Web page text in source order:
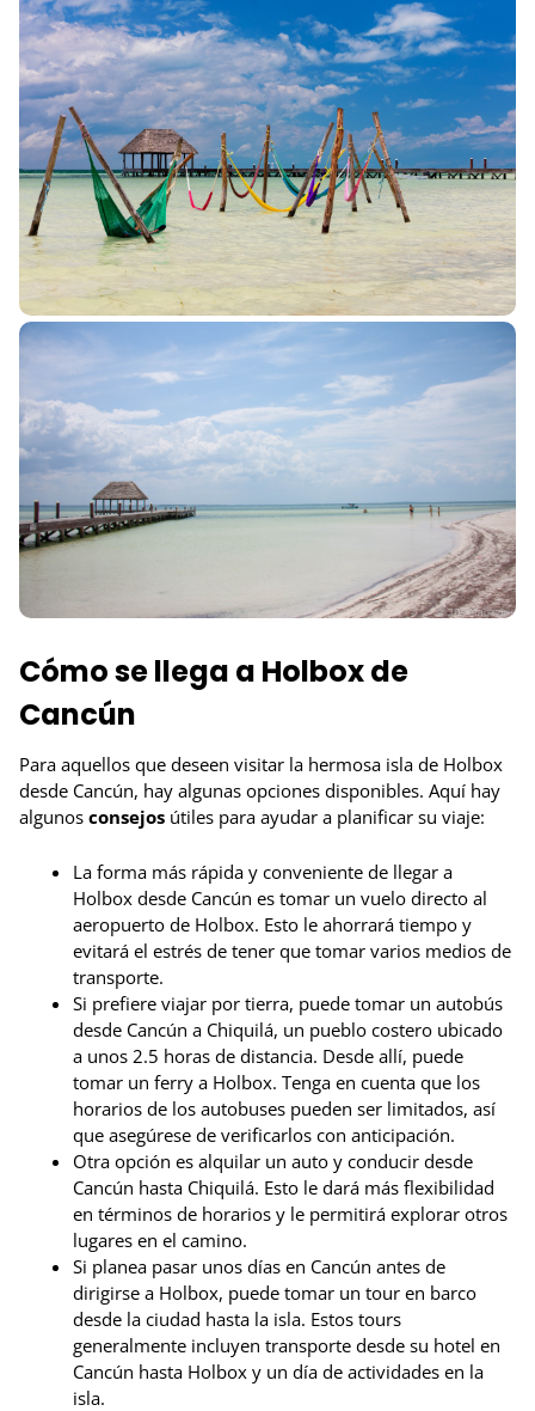
Cómo se llega a Holbox de
Cancún
Para aquellos que deseen visitar la hermosa isla de Holbox
desde Cancún, hay algunas opciones disponibles. Aquí hay
algunos consejos útiles para ayudar a planificar su viaje:
La forma más rápida y conveniente de llegar a
Holbox desde Cancún es tomar un vuelo directo al
aeropuerto de Holbox. Esto le ahorrará tiempo y
evitará el estrés de tener que tomar varios medios de
transporte.
Si prefiere viajar por tierra, puede tomar un autobús
desde Cancún a Chiquilá, un pueblo costero ubicado
a unos 2.5 horas de distancia. Desde allí, puede
tomar un ferry a Holbox. Tenga en cuenta que los
horarios de los autobuses pueden ser limitados, así
que asegúrese de verificarlos con anticipación.
Otra opción es alquilar un auto y conducir desde
Cancún hasta Chiquilá. Esto le dará más flexibilidad
en términos de horarios y le permitirá explorar otros
lugares en el camino.
Si planea pasar unos días en Cancún antes de
dirigirse a Holbox, puede tomar un tour en barco
desde la ciudad hasta la isla. Estos tours
generalmente incluyen transporte desde su hotel en
Cancún hasta Holbox y un día de actividades en la
isla.